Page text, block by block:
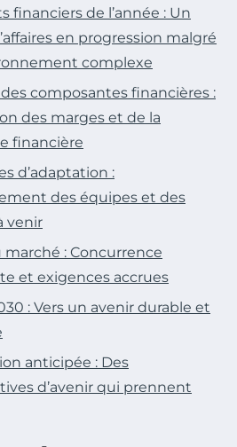
financiers de l’année : Un
en progression malgré
complexe
composantes financières :
des marges et de la
financière
d’adaptation :
des équipes et des
venir
marché : Concurrence
et exigences accrues
: Vers un avenir durable et
anticipée : Des
d’avenir qui prennent